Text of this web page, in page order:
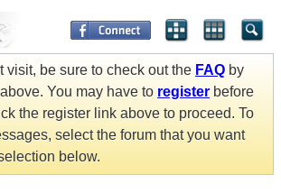
visit, be sure to check out the FAQ by
You may have to register before
the register link above to proceed. To
select the forum that you want
below.